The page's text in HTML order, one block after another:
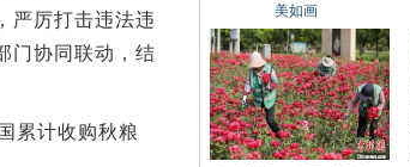
严厉打击违法违
门协同联动，结
累计收购秋粮
美如画